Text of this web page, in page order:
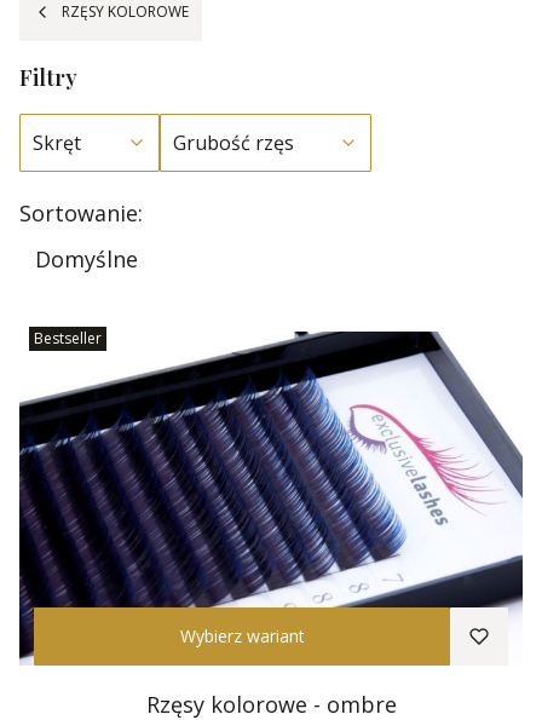
RZĘSY KOLOROWE
Filtry
Skręt Grubość rzęs
Lista produktów
Sortowanie:
Domyślne
Bestseller
Wybierz wariant
Rzęsy kolorowe - ombre